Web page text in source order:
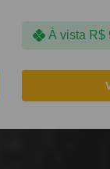
À vista R$